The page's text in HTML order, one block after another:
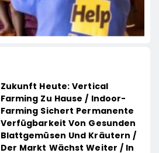
Zukunft Heute: Vertical
Farming Zu Hause / Indoor-
Farming Sichert Permanente
Verfügbarkeit Von Gesunden
Blattgemüsen Und Kräutern /
Der Markt Wächst Weiter / In